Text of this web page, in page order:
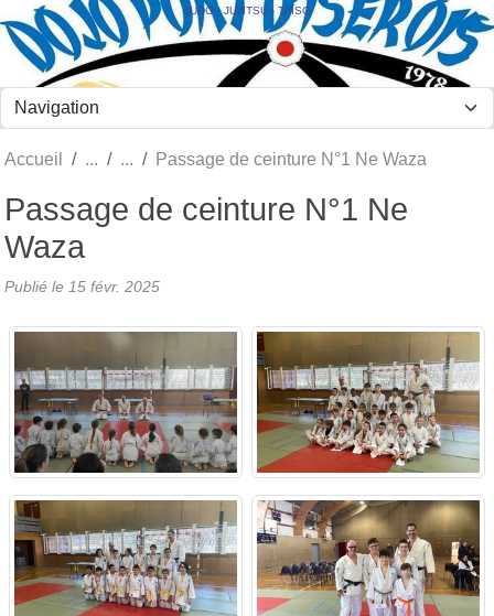
JUDO - JUJITSU - TAÏSO
Accueil Passage de ceinture N°1 Ne Waza
Passage de ceinture N°1 Ne
Waza
Publié le 15 févr. 2025
Panneau de gestion des cookies